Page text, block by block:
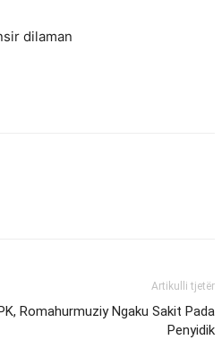
dilaman
Artikulli tjetër
Romahurmuziy Ngaku Sakit Pada
Penyidik